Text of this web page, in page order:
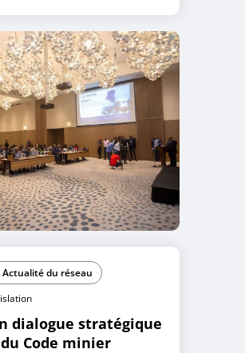
Actualité du réseau
dialogue stratégique
Code minier